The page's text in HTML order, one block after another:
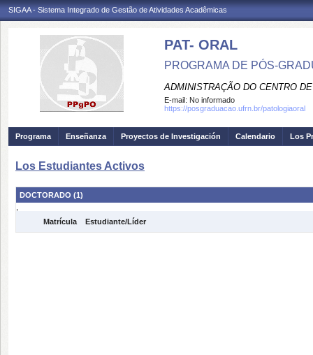
SIGAA - Sistema Integrado de Gestão de Atividades Acadêmicas
PAT- ORAL
PROGRAMA DE PÓS-
ADMINISTRAÇÃO DO CENTRO
E-mail: No informado
https://posgraduacao.ufrn.br/patologiaoral
Programa Enseñanza Proyectos de Investigación Calendario Los
Los Estudiantes Activos
DOCTORADO (1)
Matrícula
Estudiante/Líder